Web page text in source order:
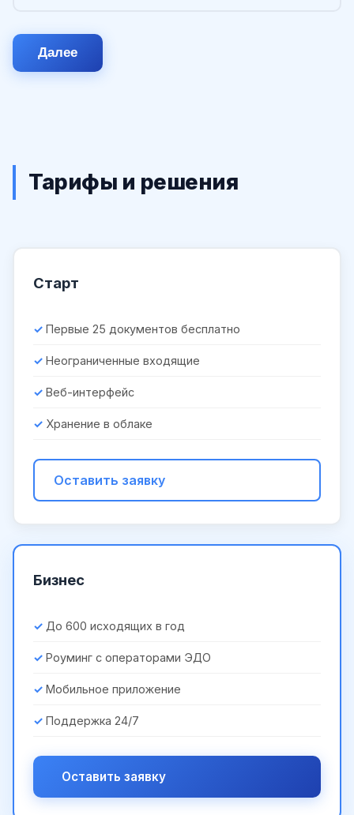
Далее
Тарифы и решения
Старт
Первые 25 документов бесплатно
Неограниченные входящие
Веб-интерфейс
Хранение в облаке
Оставить заявку
Бизнес
До 600 исходящих в год
Роуминг с операторами ЭДО
Мобильное приложение
Поддержка 24/7
Оставить заявку